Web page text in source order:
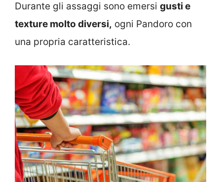
Durante gli assaggi sono emersi gusti e
texture molto diversi, ogni Pandoro con
una propria caratteristica.